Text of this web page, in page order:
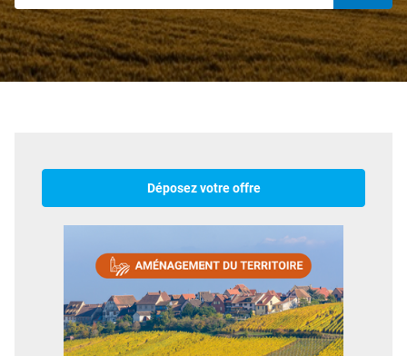
Déposez votre offre